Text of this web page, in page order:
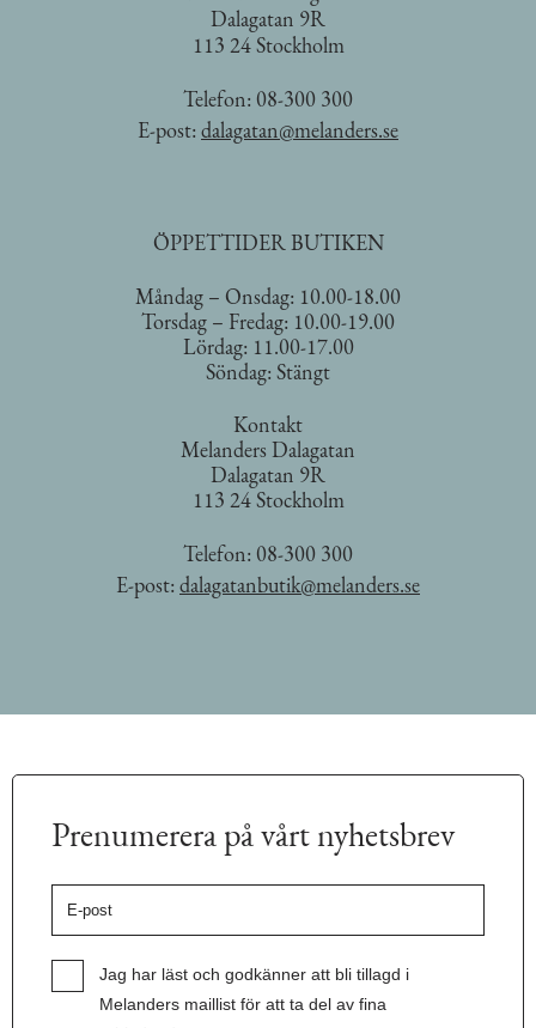
Dalagatan 9R
113 24 Stockholm
Telefon: 08-300 300
E-post: dalagatan@melanders.se
ÖPPETTIDER BUTIKEN
Måndag – Onsdag: 10.00-18.00
Torsdag – Fredag: 10.00-19.00
Lördag: 11.00-17.00
Söndag: Stängt
Kontakt
Melanders Dalagatan
Dalagatan 9R
113 24 Stockholm
Telefon: 08-300 300
E-post: dalagatanbutik@melanders.se
Prenumerera på vårt nyhetsbrev
E-
post
Samtycke *
Jag har läst och godkänner att bli tillagd i
Melanders maillist för att ta del av fina